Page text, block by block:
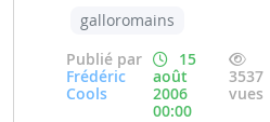
galloromains
Publié par
Frédéric
Cools
15
août
2006
00:00
3537
vues